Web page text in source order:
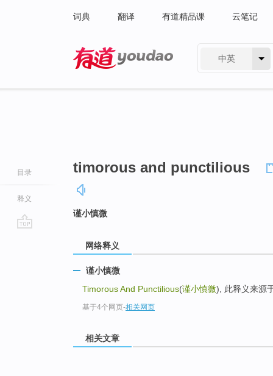
词典 翻译 有道精品课 云笔记
中英
目录
释义
timorous and punctilious
谨小慎微
网络释义
谨小慎微
Timorous And Punctilious(谨小慎微), 此释义来源
基于4个网页-相关网页
相关文章